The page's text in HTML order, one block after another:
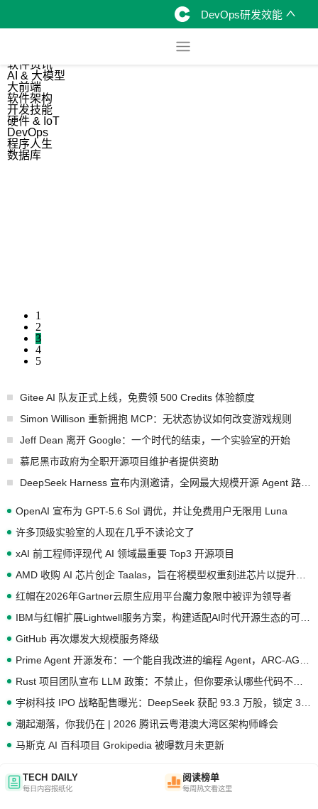
DevOps研发效能
软件资讯
AI & 大模型
大前端
软件架构
开发技能
硬件 & IoT
DevOps
程序人生
数据库
1
2
3
4
5
Gitee AI 队友正式上线，免费领 500 Credits 体验额度
Simon Willison 重新拥抱 MCP：无状态协议如何改变游戏规则
Jeff Dean 离开 Google：一个时代的结束，一个实验室的开始
慕尼黑市政府为全职开源项目维护者提供资助
OpenAI 宣布为 GPT-5.6 Sol 调优，并让免费用户无限用 Luna
许多顶级实验室的人现在几乎不读论文了
xAI 前工程师评现代 AI 领域最重要 Top3 开源项目
红帽在2026年Gartner云原生应用平台魔力象限中被评为领导者
GitHub 再次爆发大规模服务降级
潮起潮落，你我仍在 | 2026 腾讯云粤港澳大湾区架构师峰会
马斯克 AI 百科项目 Grokipedia 被曝数月未更新
TECH DAILY
每日内容报纸化
阅读榜单
每周热文看这里